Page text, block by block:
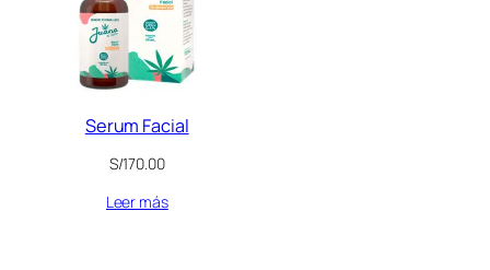
Serum Facial
S/170.00
Leer más